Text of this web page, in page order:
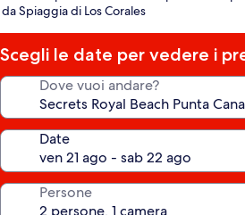
4.5
stelle
da Spiaggia di Los Corales
Scegli le date per vedere i
Dove vuoi andare?
Date
Persone